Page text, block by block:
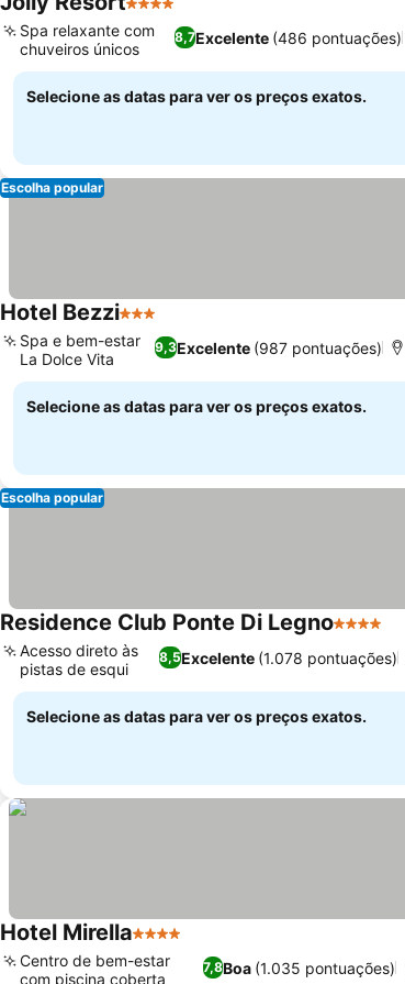
4 Estrelas
8,7Excelente (486 pontuações)
Spa relaxante com
chuveiros únicos
Selecione as datas para ver os preços exatos.
Escolha popular
Hotel Bezzi3 Estrelas
9,3Excelente (987 pontuações)
Spa e bem-estar
La Dolce Vita
Selecione as datas para ver os preços exatos.
Escolha popular
Residence Club Ponte Di Legno4 Estrelas
8,5Excelente (1.078 pontuações)
Acesso direto às
pistas de esqui
Selecione as datas para ver os preços exatos.
Hotel Mirella4 Estrelas
7,8Boa (1.035 pontuações)
Centro de bem-estar
com piscina coberta